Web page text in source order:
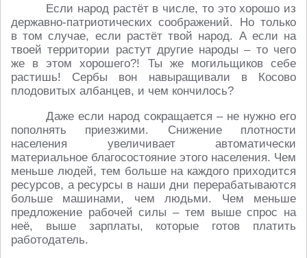
Если народ растёт в числе, то это хорошо из
державно-патриотических соображений. Но только
в том случае, если растёт твой народ. А если на
твоей территории растут другие народы – то чего
же в этом хорошего?! Ты же могильщиков себе
растишь! Сербы вон навыращивали в Косово
плодовитых албанцев, и чем кончилось?
Даже если народ сокращается – не нужно его
пополнять приезжими. Снижение плотности
населения увеличивает автоматически
материальное благосостояние этого населения. Чем
меньше людей, тем больше на каждого приходится
ресурсов, а ресурсы в наши дни перерабатываются
больше машинами, чем людьми. Чем меньше
предложение рабочей силы – тем выше спрос на
неё, выше зарплаты, которые готов платить
работодатель.